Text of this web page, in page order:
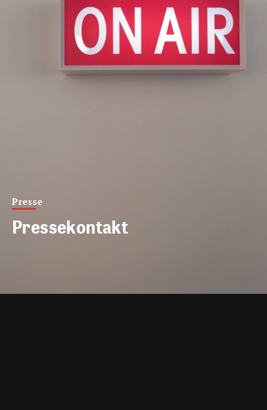
Presse
Pressekontakt